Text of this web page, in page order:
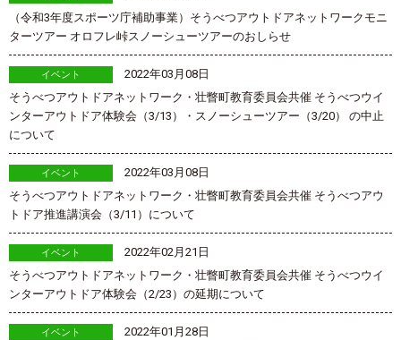
（令和3年度スポーツ庁補助事業）そうべつアウトドアネットワークモニ
ターツアー オロフレ峠スノーシューツアーのおしらせ
イベント
2022年03月08日
そうべつアウトドアネットワーク・壮瞥町教育委員会共催 そうべつウイ
ンターアウトドア体験会（3/13）・スノーシューツアー（3/20） の中止
について
イベント
2022年03月08日
そうべつアウトドアネットワーク・壮瞥町教育委員会共催 そうべつアウ
トドア推進講演会（3/11）について
イベント
2022年02月21日
そうべつアウトドアネットワーク・壮瞥町教育委員会共催 そうべつウイ
ンターアウトドア体験会（2/23）の延期について
イベント
2022年01月28日